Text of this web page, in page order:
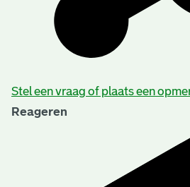
Stel een vraag of plaats een
Reageren